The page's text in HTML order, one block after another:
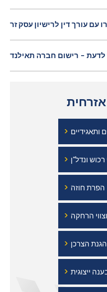
עם עורך דין לרישיון עסק זר
- רישום חברה תאילנד
אזרחית
›
›
› הפרת חוזה
› הרחקה
› הגנת הצרכן
› ייצוגית